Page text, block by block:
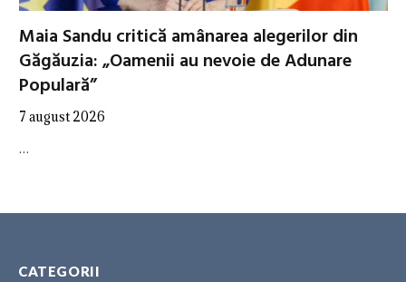
Maia Sandu critică amânarea alegerilor din
Găgăuzia: „Oamenii au nevoie de Adunare
Populară”
7 august 2026
…
CATEGORII